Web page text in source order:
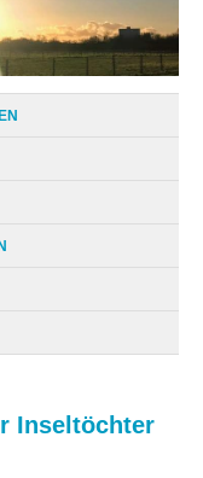
Inseltöchter